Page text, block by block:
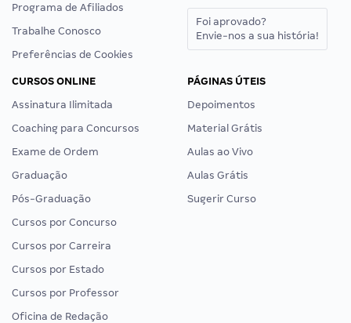
Programa de Afiliados
Trabalhe Conosco
Preferências de Cookies
Foi aprovado?
Envie-nos a sua história!
CURSOS ONLINE
Assinatura Ilimitada
Coaching para Concursos
Exame de Ordem
Graduação
Pós-Graduação
Cursos por Concurso
Cursos por Carreira
Cursos por Estado
Cursos por Professor
Oficina de Redação
PÁGINAS ÚTEIS
Depoimentos
Material Grátis
Aulas ao Vivo
Aulas Grátis
Sugerir Curso